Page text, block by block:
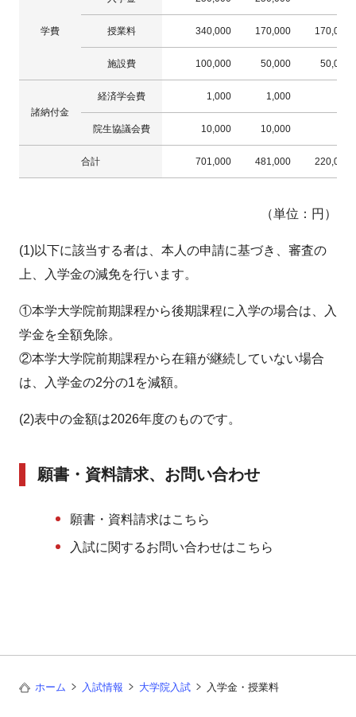
学費 授業料 340,000 170,000 170,000
施設費 100,000 50,000 50,000
諸納付金
経済学会費 1,000 1,000
院生協議会費 10,000 10,000
合計 701,000 481,000 220,000
（単位：円）
(1)以下に該当する者は、本人の申請に基づき、審査の
上、入学金の減免を行います。
①本学大学院前期課程から後期課程に入学の場合は、入
学金を全額免除。
②本学大学院前期課程から在籍が継続していない場合
は、入学金の2分の1を減額。
(2)表中の金額は2026年度のものです。
願書・資料請求、お問い合わせ
願書・資料請求はこちら
入試に関するお問い合わせはこちら
ホーム 入試情報 大学院入試 入学金・授業料